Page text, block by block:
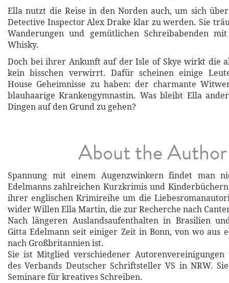
Ella nutzt die Reise in den Norden auch, um sich
Detective Inspector Alex Drake klar zu werden. Sie
Wanderungen und gemütlichen Schreibabenden
Whisky.
Doch bei ihrer Ankunft auf der Isle of Skye wirkt die
kein bisschen verwirrt. Dafür scheinen einige
House Geheimnisse zu haben: der charmante
blauhaarige Krankengymnastin. Was bleibt Ella
Dingen auf den Grund zu gehen?
About the Author
Spannung mit einem Augenzwinkern findet man
Edelmanns zahlreichen Kurzkrimis und
ihrer englischen Krimireihe um die
wider Willen Ella Martin, die zur Recherche nach
Nach längeren Auslandsaufenthalten in Brasilien
Gitta Edelmann seit einiger Zeit in Bonn, von wo aus
nach Großbritannien ist.
Sie ist Mitglied verschiedener
des Verbands Deutscher Schriftsteller VS in NRW.
Seminare für kreatives Schreiben.